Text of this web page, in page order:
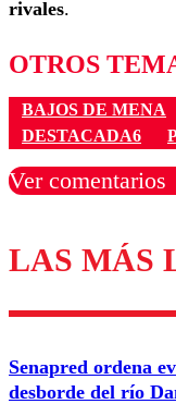
rivales.
OTROS
BAJOS DE MENA
DESTACADA6
Ver comentarios
Los
Correo
LAS MÁS
Senapred ordena
desborde del río